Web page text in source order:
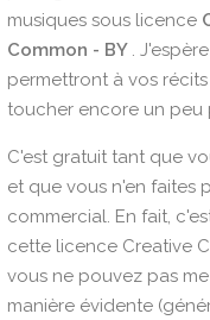
musiques sous licence
Common - BY .
permettront à vos
toucher encore un peu
C'est gratuit tant que
et que vous n'en faites
commercial. En fait,
cette licence Creative
vous ne pouvez pas
manière évidente